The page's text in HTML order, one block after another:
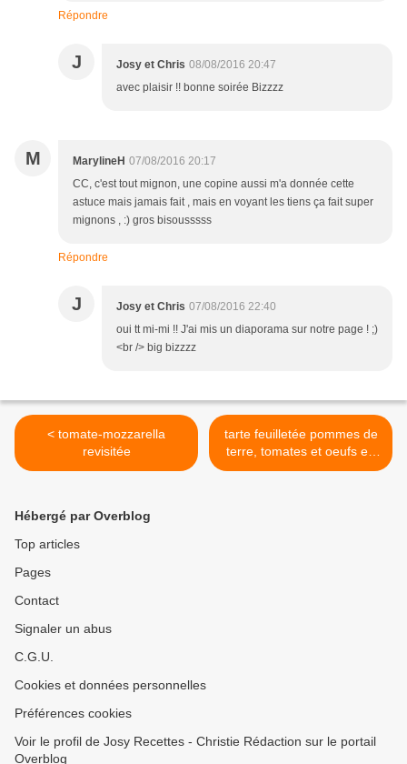
Répondre
J Josy et Chris 08/08/2016 20:47
avec plaisir !! bonne soirée Bizzzz
M MarylineH 07/08/2016 20:17
CC, c'est tout mignon, une copine aussi m'a donnée cette
astuce mais jamais fait , mais en voyant les tiens ça fait super
mignons , :) gros bisousssss
Répondre
J Josy et Chris 07/08/2016 22:40
oui tt mi-mi !! J'ai mis un diaporama sur notre page ! ;)
<br /> big bizzzz
< tomate-mozzarella
revisitée
tarte feuilletée pommes de
terre, tomates et oeufs en
fleurs >
Hébergé par Overblog
Top articles
Pages
Contact
Signaler un abus
C.G.U.
Cookies et données personnelles
Préférences cookies
Voir le profil de Josy Recettes - Christie Rédaction sur le portail
Overblog